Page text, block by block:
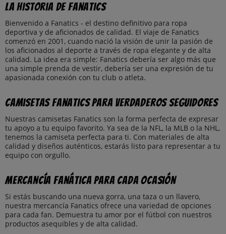
La historia de Fanatics
Bienvenido a Fanatics - el destino definitivo para ropa
deportiva y de aficionados de calidad. El viaje de Fanatics
comenzó en 2001, cuando nació la visión de unir la pasión de
los aficionados al deporte a través de ropa elegante y de alta
calidad. La idea era simple: Fanatics debería ser algo más que
una simple prenda de vestir, debería ser una expresión de tu
apasionada conexión con tu club o atleta.
Camisetas Fanatics para verdaderos seguidores
Nuestras camisetas Fanatics son la forma perfecta de expresar
tu apoyo a tu equipo favorito. Ya sea de la NFL, la MLB o la NHL,
tenemos la camiseta perfecta para ti. Con materiales de alta
calidad y diseños auténticos, estarás listo para representar a tu
equipo con orgullo.
Mercancía fanática para cada ocasión
Si estás buscando una nueva gorra, una taza o un llavero,
nuestra mercancía Fanatics ofrece una variedad de opciones
para cada fan. Demuestra tu amor por el fútbol con nuestros
productos asequibles y de alta calidad.